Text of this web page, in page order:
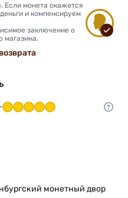
Если монета окажется
и компенсируем
заключение о
магазина.
монетный двор